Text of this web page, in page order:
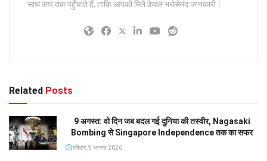
साथ आप तक पहुँचाते हैं, ताकि आपको मिले केवल भरोसेमंद जानकारी।
Related Posts
9 अगस्त: वो दिन जब बदल गई दुनिया की तस्वीर, Nagasaki
Bombing से Singapore Independence तक का सफर
रविवार, 9 अगस्त 2026